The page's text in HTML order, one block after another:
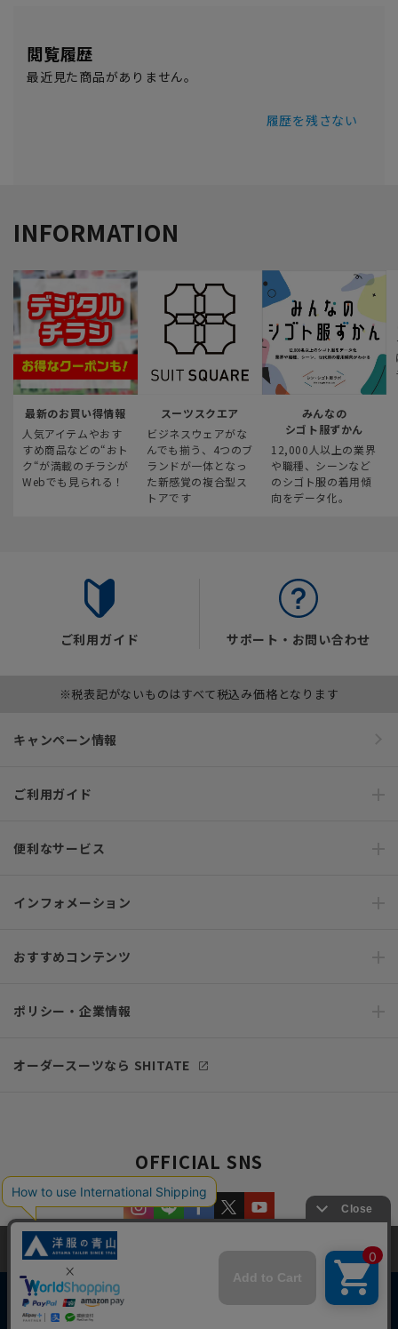
閲覧履歴
最近見た商品がありません。
履歴を残さない
INFORMATION
最新のお買い得情報
人気アイテムやおす
すめ商品などの“おト
ク“が満載のチラシが
Webでも見られる！
スーツスクエア
ビジネスウェアがな
んでも揃う、4つのブ
ランドが一体となっ
た新感覚の複合型ス
トアです
みんなの
シゴト服ずかん
12,000人以上の業界
や職種、シーンなど
のシゴト服の着用傾
向をデータ化。
ご利用ガイド サポート・お問い合わせ
※税表記がないものはすべて税込み価格となります
キャンペーン情報
ご利用ガイド
便利なサービス
インフォメーション
おすすめコンテンツ
ポリシー・企業情報
オーダースーツなら SHITATE
OFFICIAL SNS
当サイトでは、快適な閲覧体験とコンテンツ改善のためにCookieを使用
しています。閲覧を続けることで、Cookieの使用に同意したものとみな
します。詳細については